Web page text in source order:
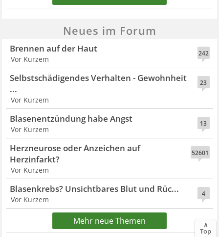
Neues im Forum
242
Brennen auf der Haut
Vor Kurzem
23
Selbstschädigendes Verhalten - Gewohnheit
...
Vor Kurzem
13
Blasenentzündung habe Angst
Vor Kurzem
52601
Herzneurose oder Anzeichen auf
Herzinfarkt?
Vor Kurzem
4
Blasenkrebs? Unsichtbares Blut und Rüc...
Vor Kurzem
Mehr neue Themen ∧
Top